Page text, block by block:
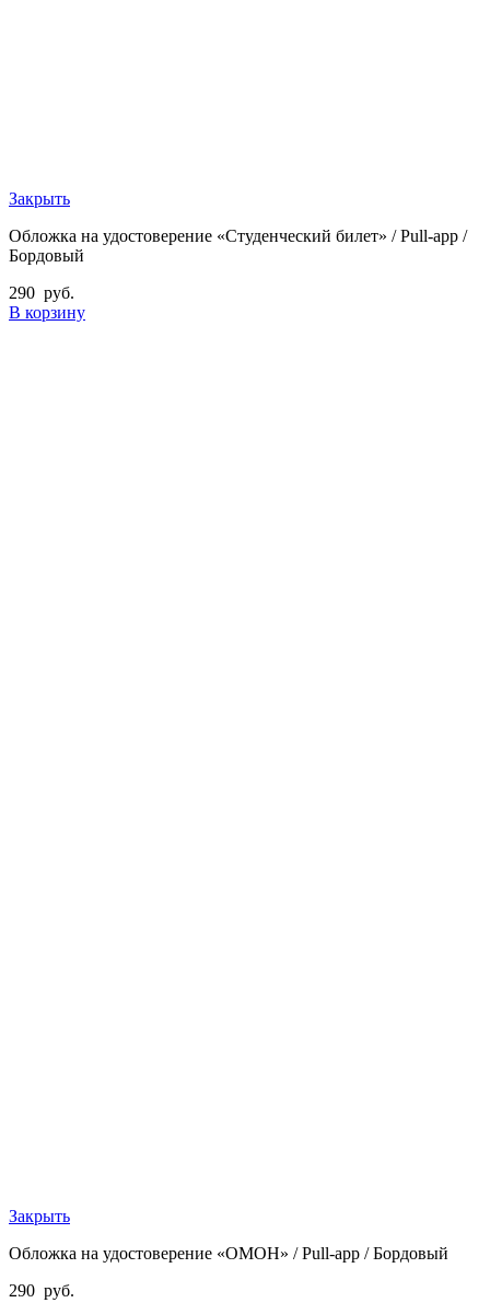
Закрыть
Обложка на удостоверение «Студенческий билет» / Pull-app /
Бордовый
290 руб.
В корзину
Закрыть
Обложка на удостоверение «ОМОН» / Pull-app / Бордовый
290 руб.